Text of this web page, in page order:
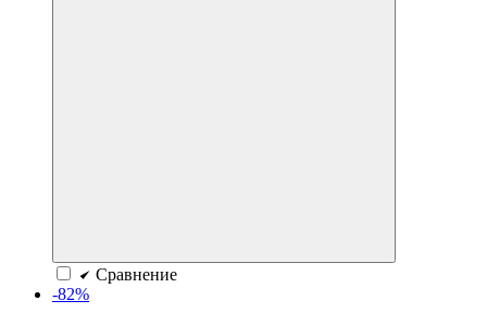
Сравнение
-82%